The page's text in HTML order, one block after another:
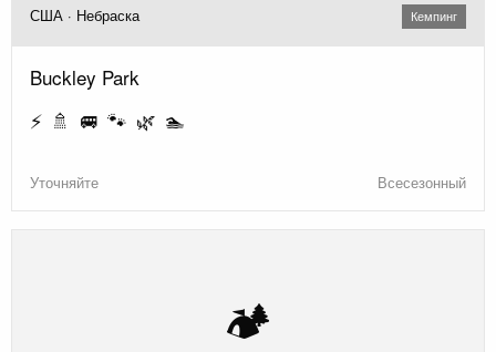
США · Небраска Кемпинг
Buckley Park
⚡ 🚿 🚐 🐾 🌿 🏊
Уточняйте Всесезонный
🏕️